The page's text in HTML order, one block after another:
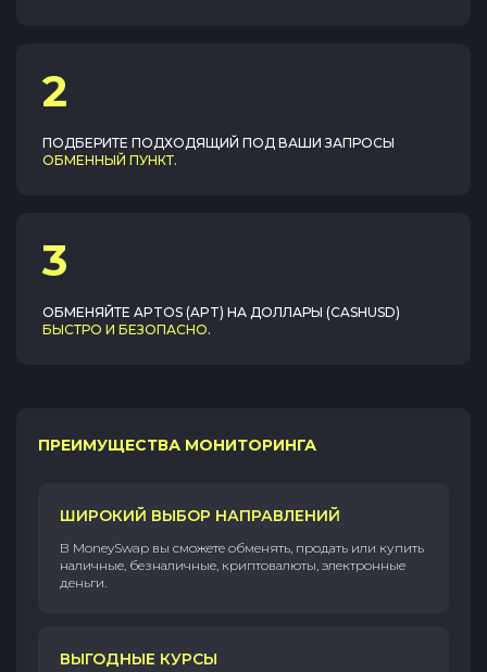
2
ПОДБЕРИТЕ ПОДХОДЯЩИЙ ПОД ВАШИ ЗАПРОСЫ
ОБМЕННЫЙ ПУНКТ.
3
ОБМЕНЯЙТЕ APTOS (APT) НА ДОЛЛАРЫ (CASHUSD)
БЫСТРО И БЕЗОПАСНО.
ПРЕИМУЩЕСТВА МОНИТОРИНГА
ШИРОКИЙ ВЫБОР НАПРАВЛЕНИЙ
В MoneySwap вы сможете обменять, продать или купить
наличные, безналичные, криптовалюты, электронные
деньги.
ВЫГОДНЫЕ КУРСЫ